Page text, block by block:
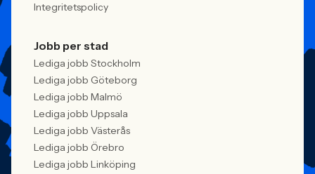
Integritetspolicy
Jobb per stad
Lediga jobb Stockholm
Lediga jobb Göteborg
Lediga jobb Malmö
Lediga jobb Uppsala
Lediga jobb Västerås
Lediga jobb Örebro
Lediga jobb Linköping